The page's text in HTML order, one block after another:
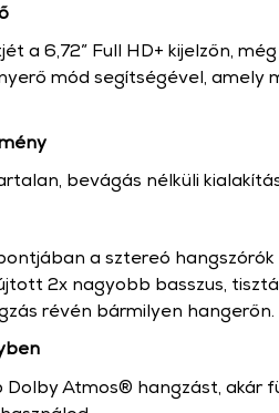
a 6,72” Full HD+ kijelzőn, még
mód segítségével, amely
bevágás nélküli
a sztereó hangszórók
2x nagyobb basszus,
révén bármilyen hangerőn.
Atmos® hangzást, akár